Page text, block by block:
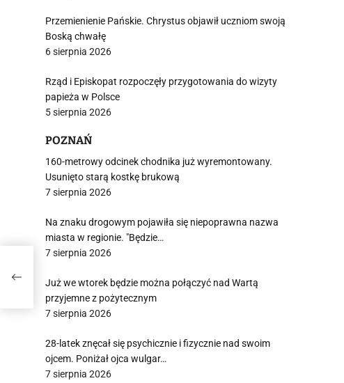
Przemienienie Pańskie. Chrystus objawił uczniom swoją
Boską chwałę
6 sierpnia 2026
Rząd i Episkopat rozpoczęły przygotowania do wizyty
papieża w Polsce
5 sierpnia 2026
POZNAŃ
160-metrowy odcinek chodnika już wyremontowany.
Usunięto starą kostkę brukową
7 sierpnia 2026
Na znaku drogowym pojawiła się niepoprawna nazwa
miasta w regionie. "Będzie…
7 sierpnia 2026
Już we wtorek będzie można połączyć nad Wartą
przyjemne z pożytecznym
7 sierpnia 2026
28-latek znęcał się psychicznie i fizycznie nad swoim
ojcem. Poniżał ojca wulgar…
7 sierpnia 2026